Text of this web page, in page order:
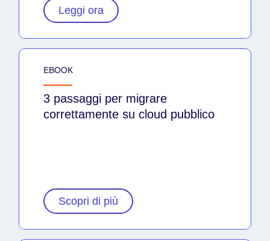
Leggi ora
EBOOK
3 passaggi per migrare
correttamente su cloud pubblico
Scopri di più